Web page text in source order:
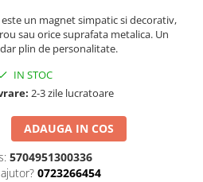
un magnet simpatic si decorativ,
sau orice suprafata metalica. Un
plin de personalitate.
IN STOC
2-3 zile lucratoare
ADAUGA IN COS
5704951300336
0723266454